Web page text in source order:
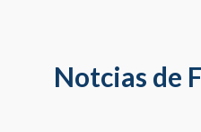
Notcias de